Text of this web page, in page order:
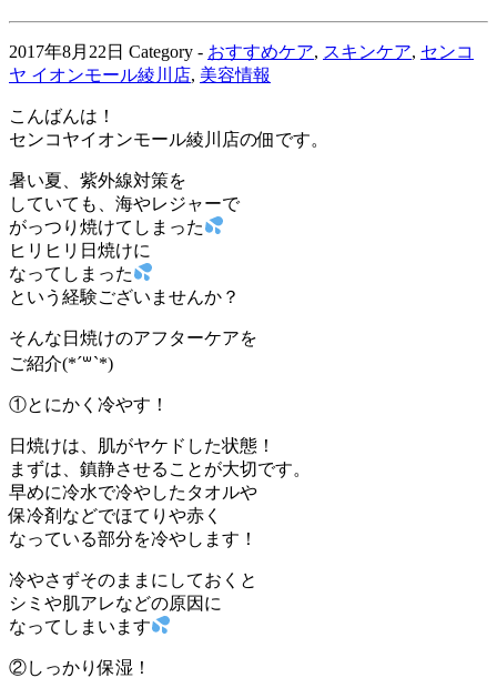
2017年8月22日 Category - おすすめケア, スキンケア, センコ
ヤ イオンモール綾川店, 美容情報
こんばんは！
センコヤイオンモール綾川店の佃です。
暑い夏、紫外線対策を
していても、海やレジャーで
がっつり焼けてしまった
ヒリヒリ日焼けに
なってしまった
という経験ございませんか？
そんな日焼けのアフターケアを
ご紹介(*´꒳`*)
①とにかく冷やす！
日焼けは、肌がヤケドした状態！
まずは、鎮静させることが大切です。
早めに冷水で冷やしたタオルや
保冷剤などでほてりや赤く
なっている部分を冷やします！
冷やさずそのままにしておくと
シミや肌アレなどの原因に
なってしまいます
②しっかり保湿！